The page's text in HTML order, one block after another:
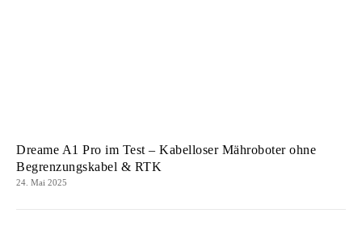
Dreame A1 Pro im Test – Kabelloser Mähroboter ohne
Begrenzungskabel & RTK
24. Mai 2025